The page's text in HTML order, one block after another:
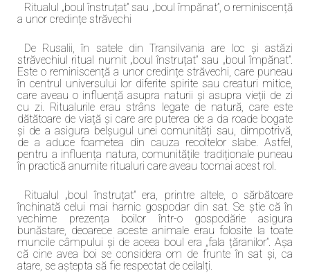
Ritualul „boul înstruțat” sau „boul împănat”, o reminiscență
a unor credințe străvechi
De Rusalii, în satele din Transilvania are loc și astăzi
străvechiul ritual numit „boul înstruțat” sau „boul împănat”.
Este o reminiscență a unor credințe străvechi, care puneau
în centrul universului lor diferite spirite sau creaturi mitice,
care aveau o influență asupra naturii și asupra vieții de zi
cu zi. Ritualurile erau strâns legate de natură, care este
dătătoare de viață și care are puterea de a da roade bogate
și de a asigura belșugul unei comunități sau, dimpotrivă,
de a aduce foametea din cauza recoltelor slabe. Astfel,
pentru a influența natura, comunitățile tradiționale puneau
în practică anumite ritualuri care aveau tocmai acest rol.
Ritualul „boul înstruțat” era, printre altele, o sărbătoare
închinată celui mai harnic gospodar din sat. Se știe că în
vechime prezența boilor într-o gospodărie asigura
bunăstare, deoarece aceste animale erau folosite la toate
muncile câmpului și de aceea boul era „fala țăranilor”. Așa
că cine avea boi se considera om de frunte în sat și, ca
atare, se aștepta să fie respectat de ceilalți.